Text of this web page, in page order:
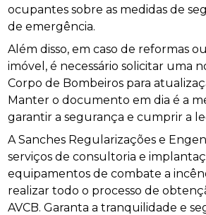
ocupantes sobre as medidas de
de emergência.
Além disso, em caso de reformas
imóvel, é necessário solicitar uma
Corpo de Bombeiros para
Manter o documento em dia é a
garantir a segurança e cumprir a
A Sanches Regularizações e
serviços de consultoria e
equipamentos de combate a
realizar todo o processo de
AVCB. Garanta a tranquilidade e